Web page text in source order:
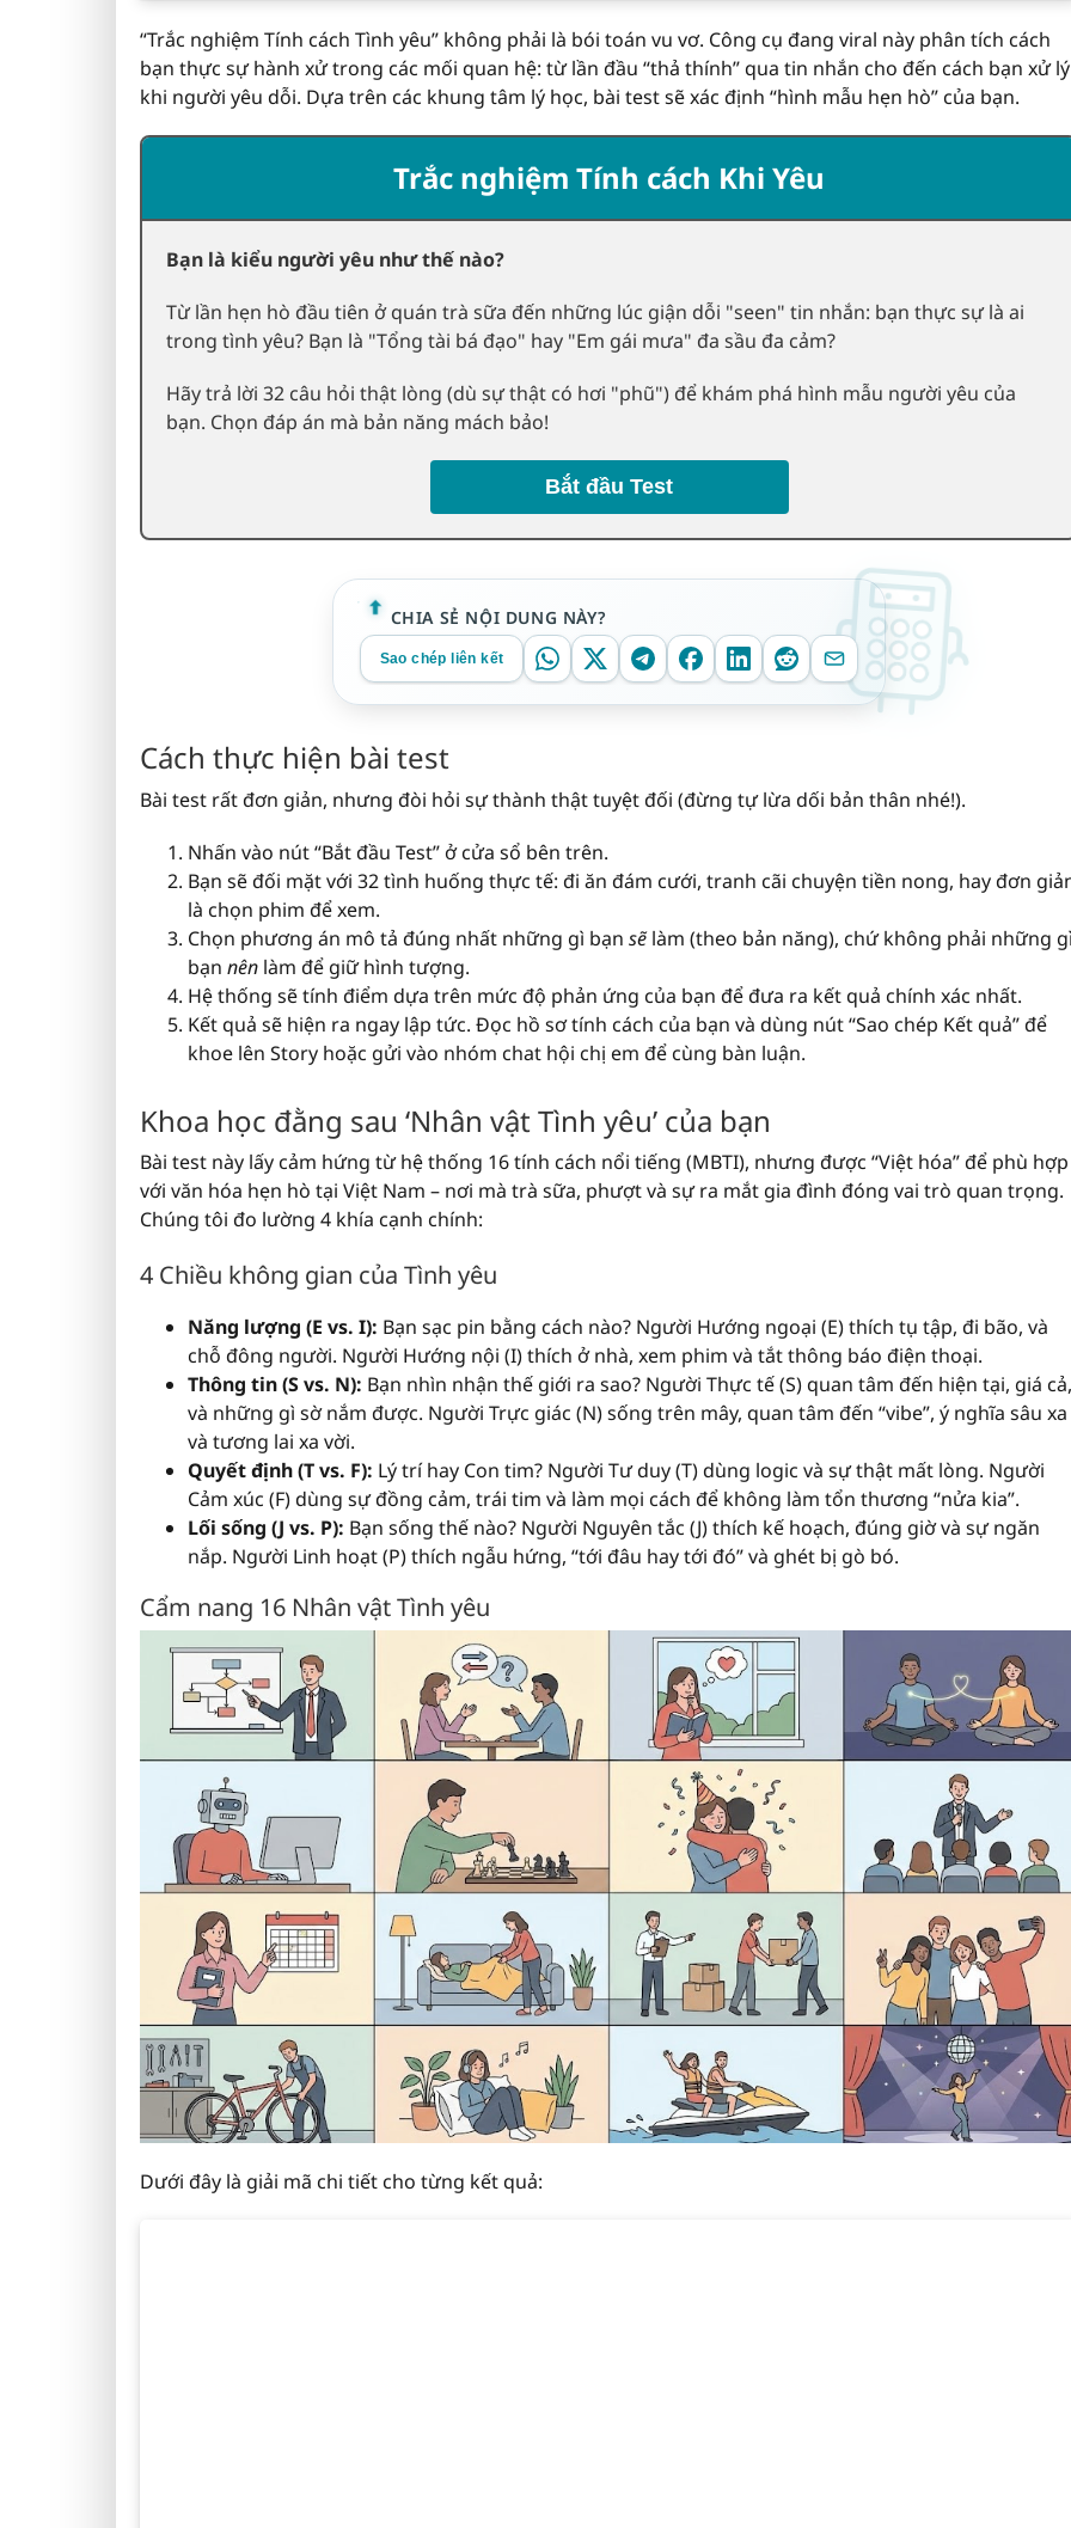
“Trắc nghiệm Tính cách Tình yêu” không phải là bói toán vu vơ. Công cụ đang viral này phân tích cách
bạn thực sự hành xử trong các mối quan hệ: từ lần đầu “thả thính” qua tin nhắn cho đến cách bạn xử lý
khi người yêu dỗi. Dựa trên các khung tâm lý học, bài test sẽ xác định “hình mẫu hẹn hò” của bạn.
Trắc nghiệm Tính cách Khi Yêu
Bạn là kiểu người yêu như thế nào?
Từ lần hẹn hò đầu tiên ở quán trà sữa đến những lúc giận dỗi "seen" tin nhắn: bạn thực sự là ai
trong tình yêu? Bạn là "Tổng tài bá đạo" hay "Em gái mưa" đa sầu đa cảm?
Hãy trả lời 32 câu hỏi thật lòng (dù sự thật có hơi "phũ") để khám phá hình mẫu người yêu của
bạn. Chọn đáp án mà bản năng mách bảo!
Bắt đầu Test
CHIA SẺ NỘI DUNG NÀY?
Sao chép liên kết
Cách thực hiện bài test
Bài test rất đơn giản, nhưng đòi hỏi sự thành thật tuyệt đối (đừng tự lừa dối bản thân nhé!).
Nhấn vào nút “Bắt đầu Test” ở cửa sổ bên trên.
Bạn sẽ đối mặt với 32 tình huống thực tế: đi ăn đám cưới, tranh cãi chuyện tiền nong, hay đơn
là chọn phim để xem.
Chọn phương án mô tả đúng nhất những gì bạn sẽlàm (theo bản năng), chứ không phải những
bạn nên làm để giữ hình tượng.
Hệ thống sẽ tính điểm dựa trên mức độ phản ứng của bạn để đưa ra kết quả chính xác nhất.
Kết quả sẽ hiện ra ngay lập tức. Đọc hồ sơ tính cách của bạn và dùng nút “Sao chép Kết quả” để
khoe lên Story hoặc gửi vào nhóm chat hội chị em để cùng bàn luận.
Khoa học đằng sau ‘Nhân vật Tình yêu’ của bạn
Bài test này lấy cảm hứng từ hệ thống 16 tính cách nổi tiếng (MBTI), nhưng được “Việt hóa” để phù hợp
với văn hóa hẹn hò tại Việt Nam – nơi mà trà sữa, phượt và sự ra mắt gia đình đóng vai trò quan trọng.
Chúng tôi đo lường 4 khía cạnh chính:
4 Chiều không gian của Tình yêu
Năng lượng (E vs. I): Bạn sạc pin bằng cách nào? Người Hướng ngoại (E) thích tụ tập, đi bão, và
chỗ đông người. Người Hướng nội (I) thích ở nhà, xem phim và tắt thông báo điện thoại.
Thông tin (S vs. N): Bạn nhìn nhận thế giới ra sao? Người Thực tế (S) quan tâm đến hiện tại, giá cả,
và những gì sờ nắm được. Người Trực giác (N) sống trên mây, quan tâm đến “vibe”, ý nghĩa sâu xa
và tương lai xa vời.
Quyết định (T vs. F): Lý trí hay Con tim? Người Tư duy (T) dùng logic và sự thật mất lòng. Người
Cảm xúc (F) dùng sự đồng cảm, trái tim và làm mọi cách để không làm tổn thương “nửa kia”.
Lối sống (J vs. P): Bạn sống thế nào? Người Nguyên tắc (J) thích kế hoạch, đúng giờ và sự ngăn
nắp. Người Linh hoạt (P) thích ngẫu hứng, “tới đâu hay tới đó” và ghét bị gò bó.
Cẩm nang 16 Nhân vật Tình yêu
Dưới đây là giải mã chi tiết cho từng kết quả: